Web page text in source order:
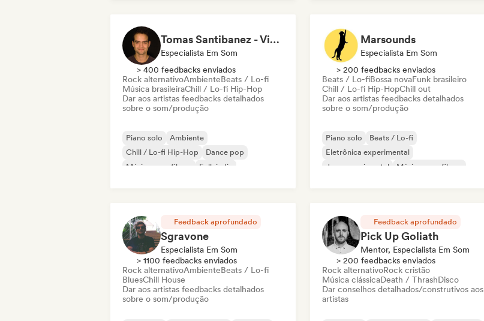
Tomas Santibanez - Video Feedback
Especialista Em Som
> 400 feedbacks enviados
Rock alternativoAmbienteBeats / Lo-fi
Música brasileiraChill / Lo-fi Hip-Hop
Dar aos artistas feedbacks detalhados
sobre o som/produção
Piano solo
Ambiente
Chill / Lo-fi Hip-Hop
Dance pop
Música para filmes
Folk indie
Marsounds
Especialista Em Som
> 200 feedbacks enviados
Beats / Lo-fiBossa novaFunk brasileiro
Chill / Lo-fi Hip-HopChill out
Dar aos artistas feedbacks detalhados
sobre o som/produção
Piano solo
Beats / Lo-fi
Eletrônica experimental
Jazz experimental
Música para filmes
Feedback aprofundado
Sgravone
Especialista Em Som
> 1100 feedbacks enviados
Rock alternativoAmbienteBeats / Lo-fi
BluesChill House
Dar aos artistas feedbacks detalhados
sobre o som/produção
Feedback aprofundado
Pick Up Goliath
Mentor, Especialista Em Som
> 200 feedbacks enviados
Rock alternativoRock cristão
Música clássicaDeath / ThrashDisco
Dar conselhos detalhados/construtivos aos
artistas